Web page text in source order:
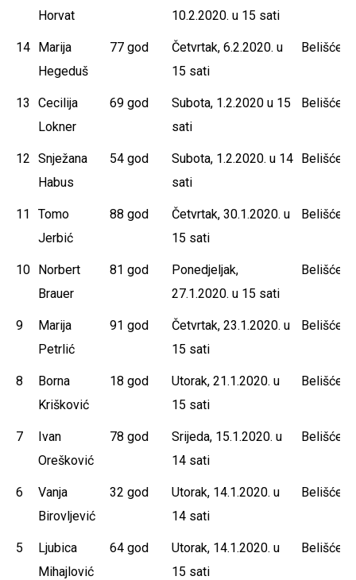
Horvat
10.2.2020. u 15 sati
14 Marija
Hegeduš
77 god
Četvrtak, 6.2.2020. u
15 sati
Belišće
13
Cecilija
Lokner
69 god
Subota, 1.2.2020 u 15
sati
Belišće
12 Snježana
Habus
54 god
Subota, 1.2.2020. u 14
sati
Belišće
11
Tomo
Jerbić
88 god
Četvrtak, 30.1.2020. u
15 sati
Belišće
10 Norbert
Brauer
81 god
Ponedjeljak,
27.1.2020. u 15 sati
Belišće
9
Marija
Petrlić
91 god
Četvrtak, 23.1.2020. u
15 sati
Belišće
8
Borna
Krišković
18 god
Utorak, 21.1.2020. u
15 sati
Belišće
7
Ivan
Orešković
78 god
Srijeda, 15.1.2020. u
14 sati
Belišće
6
Vanja
Birovljević
32 god
Utorak, 14.1.2020. u
14 sati
Belišće
5
Ljubica
Mihajlović
64 god
Utorak, 14.1.2020. u
15 sati
Belišće